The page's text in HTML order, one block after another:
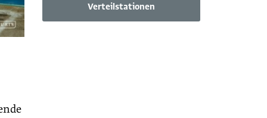
Verteilstationen